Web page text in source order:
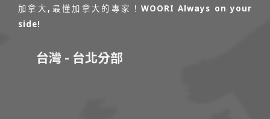
加拿大,最懂加拿大的專家！WOORI Always on your
side!
台灣 - 台北分部